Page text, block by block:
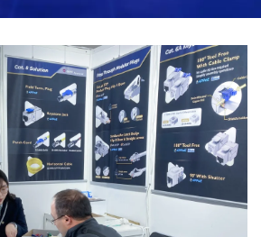
Fiabilidad De La
Los Avanzados
RJ45 De EXW